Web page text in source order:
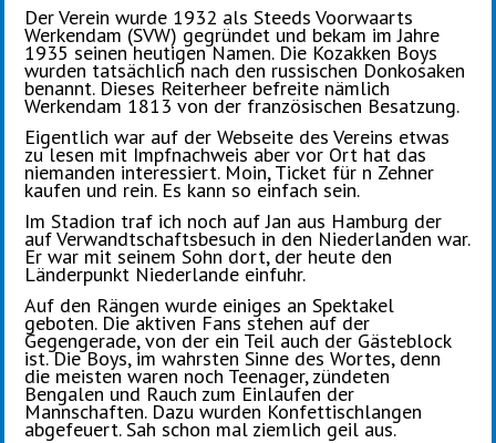
Der Verein wurde 1932 als Steeds Voorwaarts
Werkendam (SVW) gegründet und bekam im Jahre
1935 seinen heutigen Namen. Die Kozakken Boys
wurden tatsächlich nach den russischen Donkosaken
benannt. Dieses Reiterheer befreite nämlich
Werkendam 1813 von der französischen Besatzung.
Eigentlich war auf der Webseite des Vereins etwas
zu lesen mit Impfnachweis aber vor Ort hat das
niemanden interessiert. Moin, Ticket für n Zehner
kaufen und rein. Es kann so einfach sein.
Im Stadion traf ich noch auf Jan aus Hamburg der
auf Verwandtschaftsbesuch in den Niederlanden war.
Er war mit seinem Sohn dort, der heute den
Länderpunkt Niederlande einfuhr.
Auf den Rängen wurde einiges an Spektakel
geboten. Die aktiven Fans stehen auf der
Gegengerade, von der ein Teil auch der Gästeblock
ist. Die Boys, im wahrsten Sinne des Wortes, denn
die meisten waren noch Teenager, zündeten
Bengalen und Rauch zum Einlaufen der
Mannschaften. Dazu wurden Konfettischlangen
abgefeuert. Sah schon mal ziemlich geil aus.